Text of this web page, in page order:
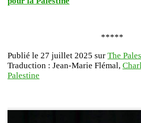
*****
Publié le 27 juillet 2025 sur The
Traduction : Jean-Marie Flémal,
Palestine